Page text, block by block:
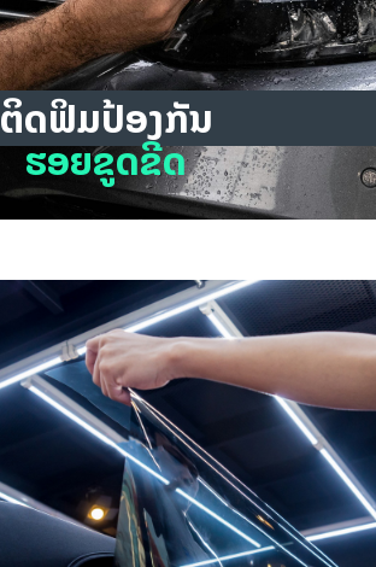
ຕິດຟິມປ້ອງກັນ
ຮອຍຂູດຂີດ